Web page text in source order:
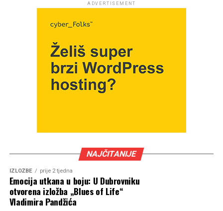
ADVERTISEMENT
NAJČITANIJE
IZLOŽBE prije 2 tjedna
Emocija utkana u boju: U Dubrovniku
otvorena izložba „Blues of Life“
Vladimira Pandžića